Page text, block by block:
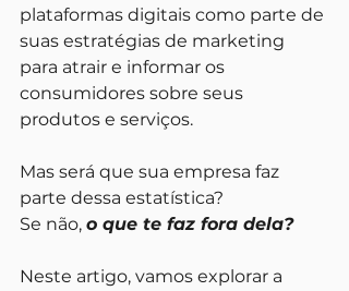
plataformas digitais como parte de
suas estratégias de marketing
para atrair e informar os
consumidores sobre seus
produtos e serviços.
Mas será que sua empresa faz
parte dessa estatística?
Se não, o que te faz fora dela?
Neste artigo, vamos explorar a